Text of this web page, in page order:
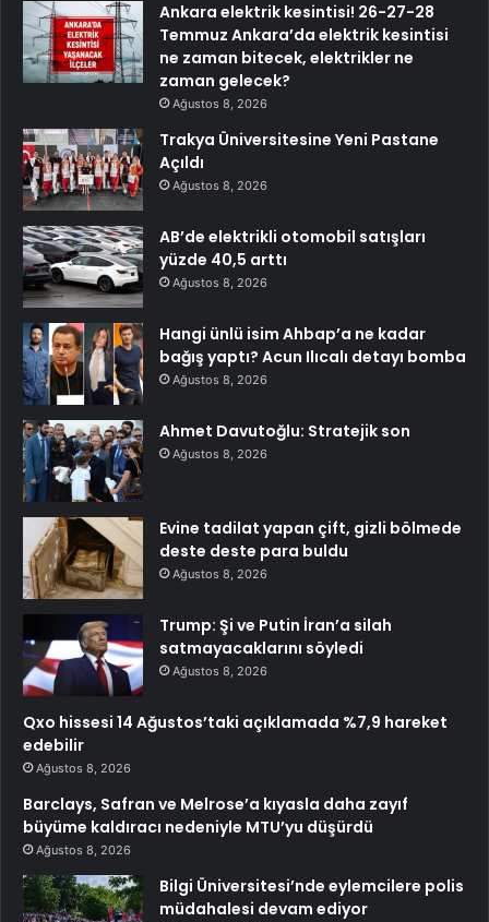
Ankara elektrik kesintisi! 26-27-28
Temmuz Ankara’da elektrik kesintisi
ne zaman bitecek, elektrikler ne
zaman gelecek?
Ağustos 8, 2026
Trakya Üniversitesine Yeni Pastane
Açıldı
Ağustos 8, 2026
AB’de elektrikli otomobil satışları
yüzde 40,5 arttı
Ağustos 8, 2026
Hangi ünlü isim Ahbap’a ne kadar
bağış yaptı? Acun Ilıcalı detayı bomba
Ağustos 8, 2026
Ahmet Davutoğlu: Stratejik son
Ağustos 8, 2026
Evine tadilat yapan çift, gizli bölmede
deste deste para buldu
Ağustos 8, 2026
Trump: Şi ve Putin İran’a silah
satmayacaklarını söyledi
Ağustos 8, 2026
Qxo hissesi 14 Ağustos’taki açıklamada %7,9 hareket
edebilir
Ağustos 8, 2026
Barclays, Safran ve Melrose’a kıyasla daha zayıf
büyüme kaldıracı nedeniyle MTU’yu düşürdü
Ağustos 8, 2026
Bilgi Üniversitesi’nde eylemcilere polis
müdahalesi devam ediyor